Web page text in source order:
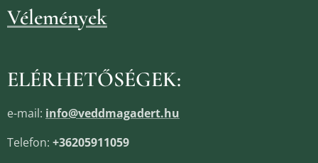
Vélemények
ELÉRHETŐSÉGEK:
e-mail: info@veddmagadert.hu
Telefon: +36205911059